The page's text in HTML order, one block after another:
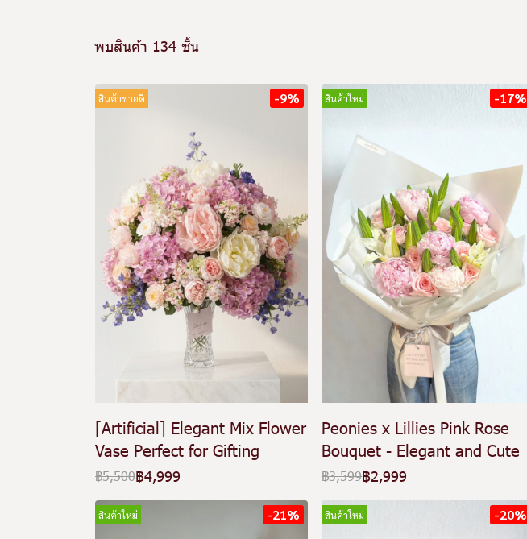
พบสินค้า 134 ชิ้น
สินค้าขายดี -9%
[Artificial] Elegant Mix Flower
Vase Perfect for Gifting
฿5,500฿4,999
สินค้าใหม่ -17%
Peonies x Lillies Pink Rose
Bouquet - Elegant and Cute
฿3,599฿2,999
สินค้าใหม่ -21% สินค้าใหม่ -20%